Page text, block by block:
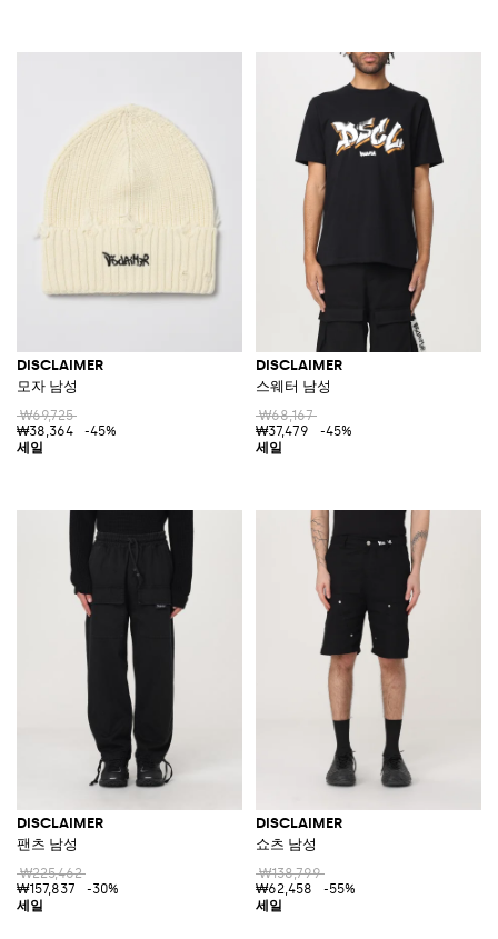
DISCLAIMER
모자 남성
₩69,725
₩38,364
-45%
DISCLAIMER
스웨터 남성
₩68,167
₩37,479
-45%
DISCLAIMER
팬츠 남성
₩225,462
₩157,837
-30%
DISCLAIMER
쇼츠 남성
₩138,799
₩62,458
-55%